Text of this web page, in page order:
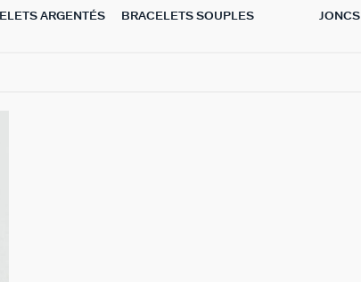
ARGENTÉS BRACELETS SOUPLES JONCS